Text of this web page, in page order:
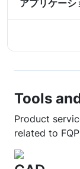
アプリケーシ
Tools
Product
related to